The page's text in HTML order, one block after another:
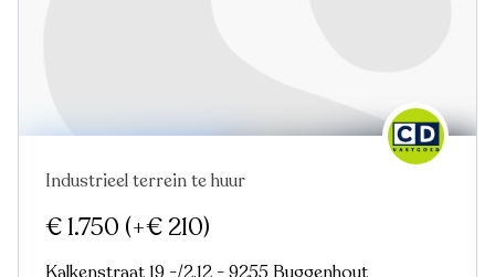
Nieuw
Industrieel terrein te huur
€ 1.750 (+€ 210)